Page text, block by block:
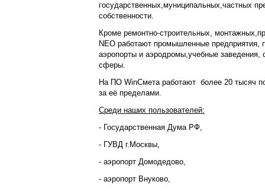
государственных,муниципальных,частных
собственности.
Кроме ремонтно-строительных,
NEO работают промышленные предприятия,
аэропорты и аэродромы,учебные заведения,
сферы.
На ПО WinСмета работают более 20 тысяч
за её пределами.
Среди наших пользователей:
- Государственная Дума РФ,
- ГУВД г.Москвы,
- аэропорт Домодедово,
- аэропорт Внуково,